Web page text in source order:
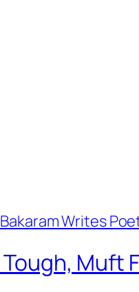
Muft